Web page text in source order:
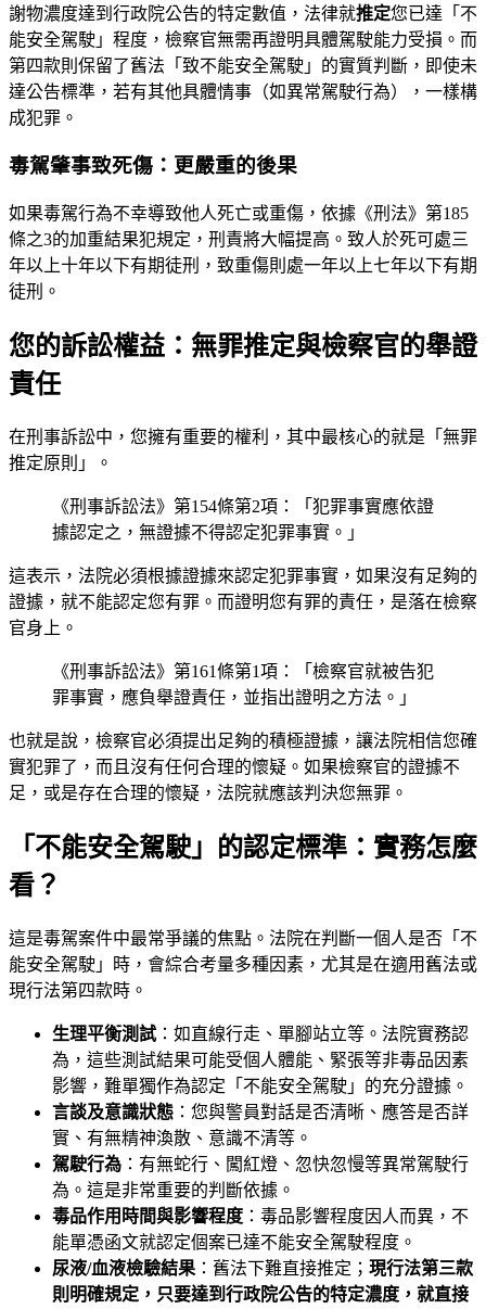
謝物濃度達到行政院公告的特定數值，法律就推定您已達「不
能安全駕駛」程度，檢察官無需再證明具體駕駛能力受損。而
第四款則保留了舊法「致不能安全駕駛」的實質判斷，即使未
達公告標準，若有其他具體情事（如異常駕駛行為），一樣構
成犯罪。
毒駕肇事致死傷：更嚴重的後果
如果毒駕行為不幸導致他人死亡或重傷，依據《刑法》第185
條之3的加重結果犯規定，刑責將大幅提高。致人於死可處三
年以上十年以下有期徒刑，致重傷則處一年以上七年以下有期
徒刑。
您的訴訟權益：無罪推定與檢察官的舉證
責任
在刑事訴訟中，您擁有重要的權利，其中最核心的就是「無罪
推定原則」。
《刑事訴訟法》第154條第2項：「犯罪事實應依證
據認定之，無證據不得認定犯罪事實。」
這表示，法院必須根據證據來認定犯罪事實，如果沒有足夠的
證據，就不能認定您有罪。而證明您有罪的責任，是落在檢察
官身上。
《刑事訴訟法》第161條第1項：「檢察官就被告犯
罪事實，應負舉證責任，並指出證明之方法。」
也就是說，檢察官必須提出足夠的積極證據，讓法院相信您確
實犯罪了，而且沒有任何合理的懷疑。如果檢察官的證據不
足，或是存在合理的懷疑，法院就應該判決您無罪。
「不能安全駕駛」的認定標準：實務怎麼
看？
這是毒駕案件中最常爭議的焦點。法院在判斷一個人是否「不
能安全駕駛」時，會綜合考量多種因素，尤其是在適用舊法或
現行法第四款時。
生理平衡測試：如直線行走、單腳站立等。法院實務認
為，這些測試結果可能受個人體能、緊張等非毒品因素
影響，難單獨作為認定「不能安全駕駛」的充分證據。
言談及意識狀態 ：您與警員對話是否清晰、應答是否詳
實、有無精神渙散、意識不清等。
駕駛行為 ：有無蛇行、闖紅燈、忽快忽慢等異常駕駛行
為。這是非常重要的判斷依據。
毒品作用時間與影響程度 ：毒品影響程度因人而異，不
能單憑函文就認定個案已達不能安全駕駛程度。
尿液/血液檢驗結果 ：舊法下難直接推定； 現行法第三款
則明確規定，只要達到行政院公告的特定濃度，就直接